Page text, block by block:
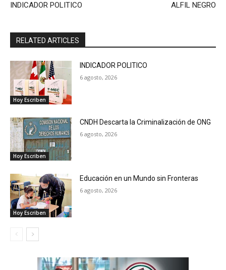
INDICADOR POLITICO ALFIL NEGRO
RELATED ARTICLES
Hoy Escriben
INDICADOR POLITICO
6 agosto, 2026
Hoy Escriben
CNDH Descarta la Criminalización de ONG
6 agosto, 2026
Hoy Escriben
Educación en un Mundo sin Fronteras
6 agosto, 2026